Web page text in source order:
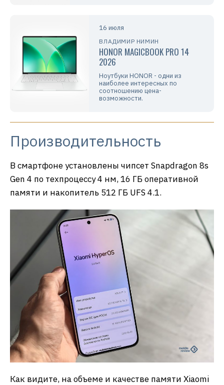
16 июля
ВЛАДИМИР НИМИН
HONOR MAGICBOOK PRO 14
2026
Ноутбуки HONOR - одни из
наиболее интересных по
соотношению цена-
возможности.
Производительность
В смартфоне установлены чипсет Snapdragon 8s
Gen 4 по техпроцессу 4 нм, 16 ГБ оперативной
памяти и накопитель 512 ГБ UFS 4.1.
Как видите, на объеме и качестве памяти Xiaomi